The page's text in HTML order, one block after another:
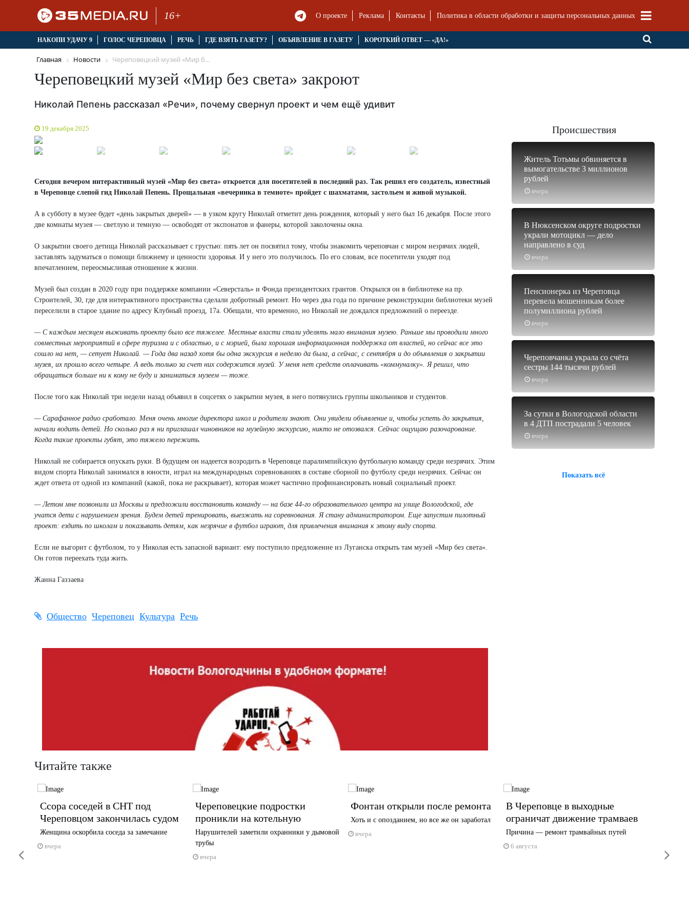
16+ О проекте Реклама Контакты Политика в области обработки и защиты персональных данных
НАКОПИ УДАЧУ 9 ГОЛОС ЧЕРЕПОВЦА РЕЧЬ ГДЕ ВЗЯТЬ ГАЗЕТУ? ОБЪЯВЛЕНИЕ В ГАЗЕТУ КОРОТКИЙ ОТВЕТ — «ДА!»
Главная Новости Череповецкий музей «Мир б...
Череповецкий музей «Мир без света» закроют
Николай Пепень рассказал «Речи», почему свернул проект и чем ещё удивит
19 декабря 2025
Сегодня вечером интерактивный музей «Мир без света» откроется для посетителей в последний раз. Так решил его создатель, известный
в Череповце слепой гид Николай Пепень. Прощальная «вечеринка в темноте» пройдет с шахматами, застольем и живой музыкой.
А в субботу в музее будет «день закрытых дверей» — в узком кругу Николай отметит день рождения, который у него был 16 декабря. После этого
две комнаты музея — светлую и темную — освободят от экспонатов и фанеры, которой заколочены окна.
О закрытии своего детища Николай рассказывает с грустью: пять лет он посвятил тому, чтобы знакомить череповчан с миром незрячих людей,
заставлять задуматься о помощи ближнему и ценности здоровья. И у него это получилось. По его словам, все посетители уходят под
впечатлением, переосмысливая отношение к жизни.
Музей был создан в 2020 году при поддержке компании «Северсталь» и Фонда президентских грантов. Открылся он в библиотеке на пр.
Строителей, 30, где для интерактивного пространства сделали добротный ремонт. Но через два года по причине реконструкции библиотеки музей
переселили в старое здание по адресу Клубный проезд, 17а. Обещали, что временно, но Николай не дождался предложений о переезде.
— С каждым месяцем выживать проекту было все тяжелее. Местные власти стали уделять мало внимания музею. Раньше мы проводили много
совместных мероприятий в сфере туризма и с областью, и с мэрией, была хорошая информационная поддержка от властей, но сейчас все это
сошло на нет, — сетует Николай. — Года два назад хотя бы одна экскурсия в неделю да была, а сейчас, с сентября и до объявления о закрытии
музея, их прошло всего четыре. А ведь только за счет них содержится музей. У меня нет средств оплачивать «коммуналку». Я решил, что
обращаться больше ни к кому не буду и заниматься музеем — тоже.
После того как Николай три недели назад объявил в соцсетях о закрытии музея, в него потянулись группы школьников и студентов.
— Сарафанное радио сработало. Меня очень многие директора школ и родители знают. Они увидели объявление и, чтобы успеть до закрытия,
начали водить детей. Но сколько раз я ни приглашал чиновников на музейную экскурсию, никто не отозвался. Сейчас ощущаю разочарование.
Когда такие проекты губят, это тяжело пережить.
Николай не собирается опускать руки. В будущем он надеется возродить в Череповце паралимпийскую футбольную команду среди незрячих. Этим
видом спорта Николай занимался в юности, играл на международных соревнованиях в составе сборной по футболу среди незрячих. Сейчас он
ждет ответа от одной из компаний (какой, пока не раскрывает), которая может частично профинансировать новый социальный проект.
— Летом мне позвонили из Москвы и предложили восстановить команду — на базе 44-го образовательного центра на улице Вологодской, где
учатся дети с нарушением зрения. Будем детей тренировать, выезжать на соревнования. Я стану администратором. Еще запустим пилотный
проект: ездить по школам и показывать детям, как незрячие в футбол играют, для привлечения внимания к этому виду спорта.
Если не выгорит с футболом, то у Николая есть запасной вариант: ему поступило предложение из Луганска открыть там музей «Мир без света».
Он готов переехать туда жить.
Жанна Газзаева
Общество Череповец Культура Речь
Происшествия
вчера
Житель Тотьмы обвиняется в
вымогательстве 3 миллионов
рублей
вчера
В Нюксенском округе подростки
украли мотоцикл — дело
направлено в суд
вчера
Пенсионерка из Череповца
перевела мошенникам более
полумиллиона рублей
вчера
Череповчанка украла со счёта
сестры 144 тысячи рублей
вчера
За сутки в Вологодской области
в 4 ДТП пострадали 5 человек
Показать всё
Читайте также
Ссора соседей в СНТ под
Череповцом закончилась судом
Женщина оскорбила соседа за замечание
вчера
Череповецкие подростки
проникли на котельную
Нарушителей заметили охранники у дымовой
трубы
вчера
Фонтан открыли после ремонта
Хоть и с опозданием, но все же он заработал
вчера
В Череповце в выходные
ограничат движение трамваев
Причина — ремонт трамвайных путей
6 августа